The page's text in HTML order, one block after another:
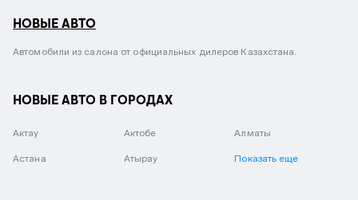
НОВЫЕ АВТО
Автомобили из салона от официальных дилеров Казахстана.
НОВЫЕ АВТО В ГОРОДАХ
Актау Актобе Алматы
Астана Атырау Показать еще